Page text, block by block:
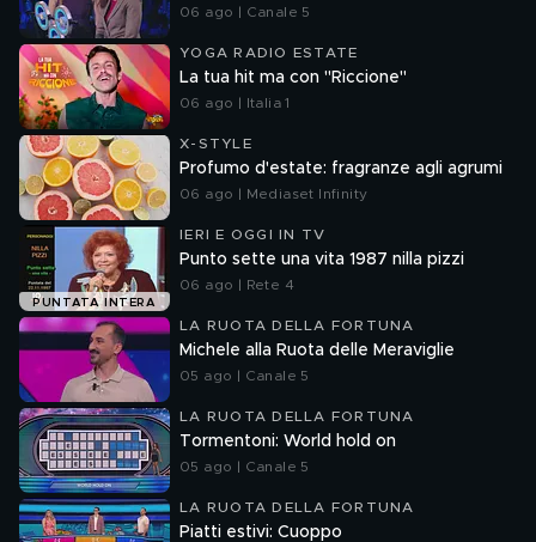
06 ago | Canale 5
YOGA RADIO ESTATE
La tua hit ma con "Riccione"
06 ago | Italia 1
X-STYLE
Profumo d'estate: fragranze agli agrumi
06 ago | Mediaset Infinity
PUNTATA INTERA
IERI E OGGI IN TV
Punto sette una vita 1987 nilla pizzi
06 ago | Rete 4
LA RUOTA DELLA FORTUNA
Michele alla Ruota delle Meraviglie
05 ago | Canale 5
LA RUOTA DELLA FORTUNA
Tormentoni: World hold on
05 ago | Canale 5
LA RUOTA DELLA FORTUNA
Piatti estivi: Cuoppo